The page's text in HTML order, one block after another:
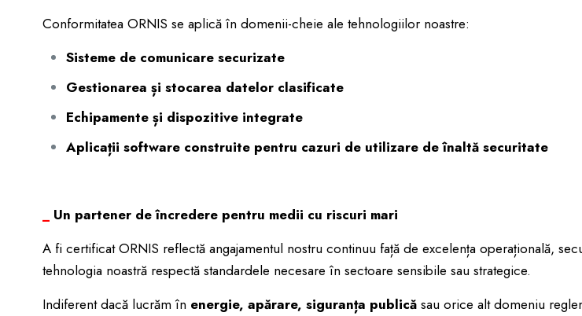
Conformitatea ORNIS se aplică în domenii-cheie ale tehnologiilor noastre:
Sisteme de comunicare securizate
Gestionarea și stocarea datelor clasificate
Echipamente și dispozitive integrate
Aplicații software construite pentru cazuri de utilizare de înaltă securitate
_ Un partener de încredere pentru medii cu riscuri mari
A fi certificat ORNIS reflectă angajamentul nostru continuu față de excelența operațională,
tehnologia noastră respectă standardele necesare în sectoare sensibile sau strategice.
Indiferent dacă lucrăm în energie, apărare, siguranța publică sau orice alt domeniu